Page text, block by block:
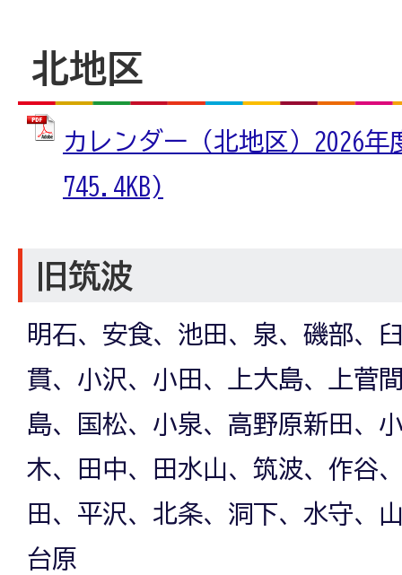
北地区
カレンダー（北地区）2026
745.4KB)
旧筑波
明石、安食、池田、泉、磯部、
貫、小沢、小田、上大島、上菅
島、国松、小泉、高野原新田、
木、田中、田水山、筑波、作谷
田、平沢、北条、洞下、水守、
台原